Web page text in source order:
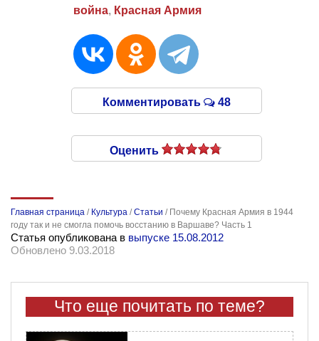
война, Красная Армия
Комментировать 48
Оценить
Главная страница / Культура /Статьи / Почему Красная Армия в 1944
году так и не смогла помочь восстанию в Варшаве? Часть 1
Статья опубликована в выпуске 15.08.2012
Обновлено 9.03.2018
Что еще почитать по теме?